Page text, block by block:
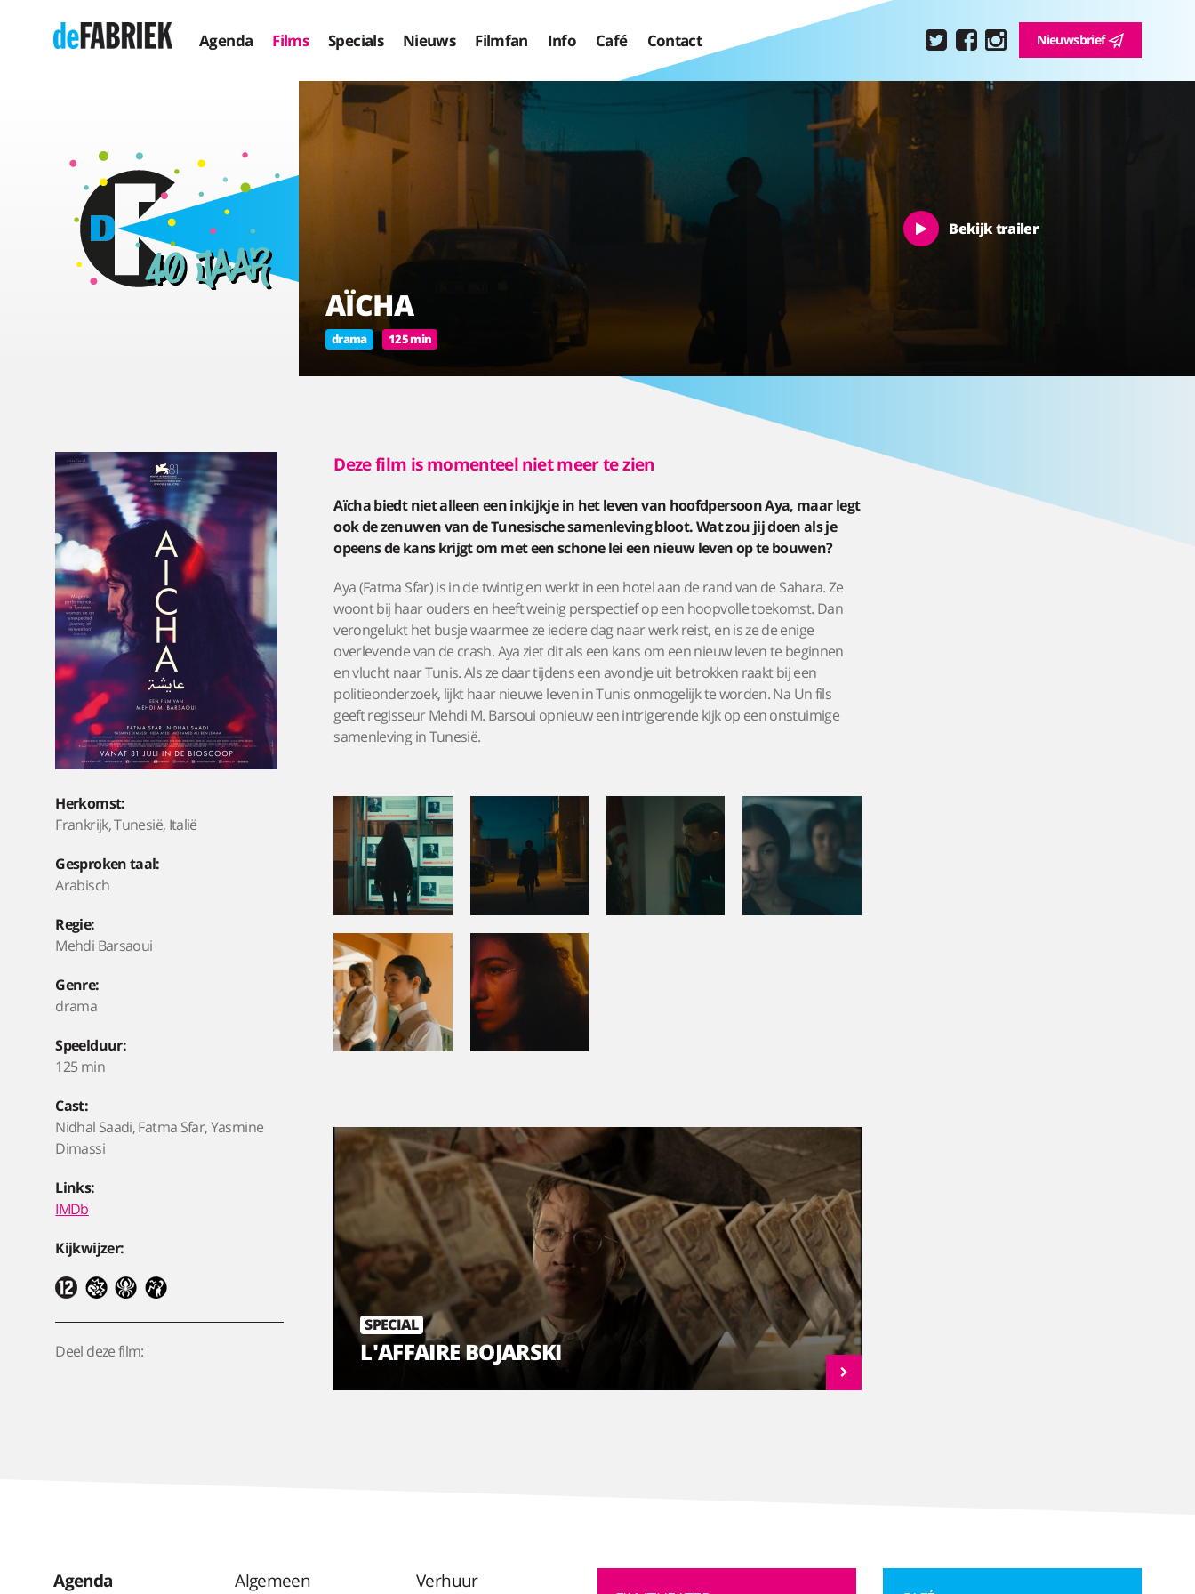
Agenda Films Specials Nieuws Filmfan Info Café Contact Nieuwsbrief
AÏCHA
drama 125 min
Bekijk trailer
Herkomst:
Frankrijk, Tunesië, Italië
Gesproken taal:
Arabisch
Regie:
Mehdi Barsaoui
Genre:
drama
Speelduur:
125 min
Cast:
Nidhal Saadi, Fatma Sfar, Yasmine
Dimassi
Links:
IMDb
Kijkwijzer:
Deel deze film:
Deze film is momenteel niet meer te zien
Aïcha biedt niet alleen een inkijkje in het leven van hoofdpersoon Aya, maar legt
ook de zenuwen van de Tunesische samenleving bloot. Wat zou jij doen als je
opeens de kans krijgt om met een schone lei een nieuw leven op te bouwen?
Aya (Fatma Sfar) is in de twintig en werkt in een hotel aan de rand van de Sahara. Ze
woont bij haar ouders en heeft weinig perspectief op een hoopvolle toekomst. Dan
verongelukt het busje waarmee ze iedere dag naar werk reist, en is ze de enige
overlevende van de crash. Aya ziet dit als een kans om een nieuw leven te beginnen
en vlucht naar Tunis. Als ze daar tijdens een avondje uit betrokken raakt bij een
politieonderzoek, lijkt haar nieuwe leven in Tunis onmogelijk te worden. Na Un fils
geeft regisseur Mehdi M. Barsoui opnieuw een intrigerende kijk op een onstuimige
samenleving in Tunesië.
SPECIAL
L'AFFAIRE BOJARSKI
Agenda
Algemeen
Verhuur